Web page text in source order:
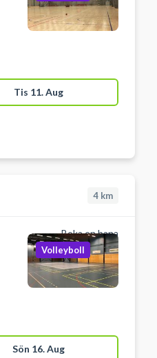
Tis 11. Aug
4 km
Boka en bana
Volleyboll
Sön 16. Aug